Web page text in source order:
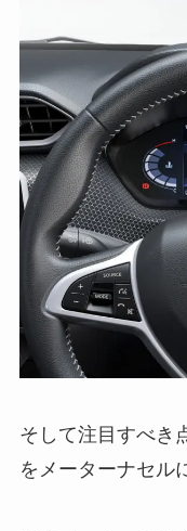
そして注目すべき
をメーターナセル